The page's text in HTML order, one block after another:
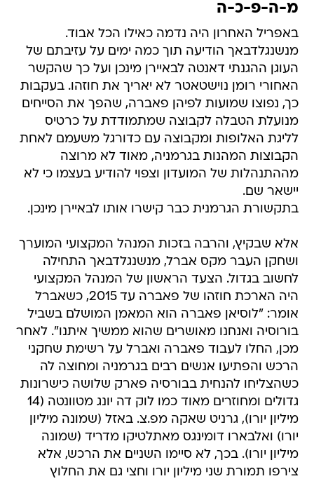
מ-ה-פ-כ-ה
באפריל האחרון היה נדמה כאילו הכל אבוד.
מנשנגלדבאך הודיעה תוך כמה ימים על עזיבתם של
העוגן ההגנתי דאנטה לבאיירן מינכן ועל כך שהקשר
האחורי רומן נוישטאטר לא יאריך את חוזהו. בעקבות
כך, נפוצו שמועות לפיהן פאברה, שהפך את הסייחים
מנועלת הטבלה לקבוצה שמתמודדת על כרטיס
לליגת האלופות ומקבוצה עם כדורגל משעמם לאחת
הקבוצות המהנות בגרמניה, מאוד לא מרוצה
מההתנהלות של המועדון וצפוי להודיע בעצמו כי לא
יישאר שם.
בתקשורת הגרמנית כבר קישרו אותו לבאיירן מינכן.
אלא שבקיץ, והרבה בזכות המנהל המקצועי המוערך
ושחקן העבר מקס אברל, מנשנגלדבאך התחילה
לחשוב בגדול. הצעד הראשון של המנהל המקצועי
היה הארכת חוזהו של פאברה עד 2015, כשאברל
אומר: "לוסיאן פאברה הוא המאמן המושלם בשביל
בורוסיה ואנחנו מאושרים שהוא ממשיך איתנו". לאחר
מכן, החלו לעבוד פאברה ואברל על רשימת שחקני
הרכש והפתיעו אנשים רבים בגרמניה ומחוצה לה
כשהצליחו להנחית בבורסיה פארק שלושה כישרונות
גדולים ומחוזרים מאוד כמו לוק דה יונג מטוונטה (14
מיליון יורו), גרניט שאקה מפ.צ. באזל (שמונה מיליון
יורו) ואלבארו דומינגס מאתלטיקו מדריד (שמונה
מיליון יורו). בכך, לא סיימו השניים את הרכש, אלא
צירפו תמורת שני מיליון יורו וחצי גם את החלוץ